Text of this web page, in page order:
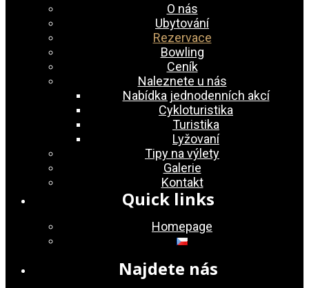
O nás
Ubytování
Rezervace
Bowling
Ceník
Naleznete u nás
Nabídka jednodenních akcí
Cykloturistika
Turistika
Lyžovaní
Tipy na výlety
Galerie
Kontakt
Quick links
Homepage
Najdete nás